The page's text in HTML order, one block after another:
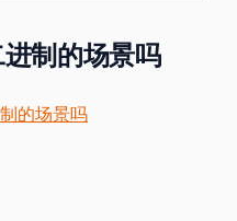
制的场景吗
的场景吗